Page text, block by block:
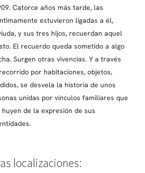
Catorce años más tarde, las
estuvieron ligadas a él,
y sus tres hijos, recuerdan aquel
El recuerdo queda sometido a algo
Surgen otras vivencias. Y a través
por habitaciones, objetos,
se desvela la historia de unos
unidas por vínculos familiares que
de la expresión de sus
localizaciones: